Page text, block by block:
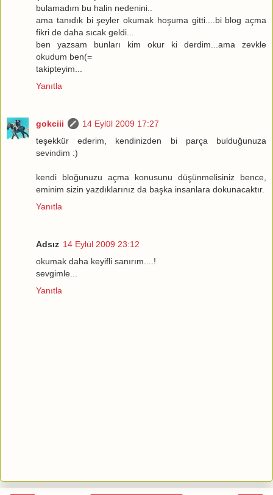
bulamadım bu halin nedenini..
ama tanıdık bi şeyler okumak hoşuma gitti....bi blog açma
fikri de daha sıcak geldi...
ben yazsam bunları kim okur ki derdim...ama zevkle
okudum ben(=
takipteyim...
Yanıtla
gokciii
14 Eylül 2009 17:27
teşekkür ederim, kendinizden bi parça bulduğunuza
sevindim :)
kendi bloğunuzu açma konusunu düşünmelisiniz bence,
eminim sizin yazdıklarınız da başka insanlara dokunacaktır.
Yanıtla
Adsız 14 Eylül 2009 23:12
okumak daha keyifli sanırım....!
sevgimle...
Yanıtla